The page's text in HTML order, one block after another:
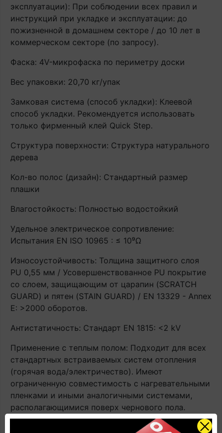
эксплуатации): При соблюдении всех правил и
инструкций при укладке и эксплуатации: до
пожизненной в домашнем секторе / до 10 лет в
коммерческом секторе (по запросу).
Фаска: 4V-микрофаска по периметру доски
Вес упаковки: 20,70 кг/упак
Замковая система (способ укладки): Клеевой
способ укладки. Рекомендуется использовать
только фирменный клей Quick Step.
Структура поверхности: Структура натурального
дерева
Кол-во полос (дизайн): Стандартный размер
плашки
Влагостойкость: Полностью водостойкий
Удельное электрическое сопротивление:
Испытания EN ISO 10965 : ≤ 10⁹Ω
Износоустойчивость: Толщина защитного слоя
PU 0,55 мм / Усовершенствованное PU покрытие
со слоем, защищающим от царапин (SCRATCH
GUARD) и пятен (STAIN GUARD) / EN 13329 - Annex
E: >2000 оборотов.
Антистатичность: Стандарт EN 1815: <2 kV
Применение с теплым полом: Подходит для всех
стандартных встраиваемых систем отопления
(горячая вода/электричество). Имеют
ограниченную совместимость с нагревательными
пленками и иными аналогичными системами,
располагающимися поверх чернового пола.
Контактная температура ≤ 27°C. ВАЖНО! При
эксплуатации напольного покрытия с системами